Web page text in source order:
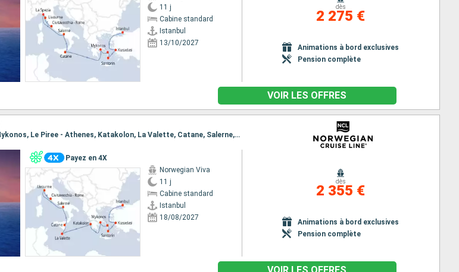
11 j
Cabine standard
Istanbul
13/10/2027
dès
2 275 €
Animations à bord exclusives
Pension complète
VOIR LES OFFRES
Itinéraire : Istanbul, Kusadasi, Santorin, Mykonos, Le Piree - Athenes, Katakolon, La Valette, Catane, Salerne, Livourne, Civitavecchia - Rome
Payez en 4X
Norwegian Viva
11 j
Cabine standard
Istanbul
18/08/2027
dès
2 355 €
Animations à bord exclusives
Pension complète